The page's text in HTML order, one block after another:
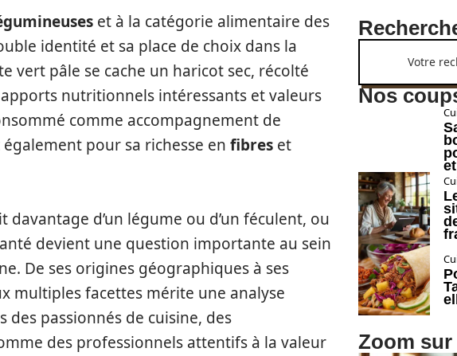
et à la catégorie alimentaire des
identité et sa place de choix dans la
vert pâle se cache un haricot sec, récolté
nutritionnels intéressants et valeurs
comme accompagnement de
pour sa richesse en fibres et
davantage d’un légume ou d’un féculent, ou
devient une question importante au sein
De ses origines géographiques à ses
multiples facettes mérite une analyse
passionnés de cuisine, des
des professionnels attentifs à la valeur
Nos
Zoom sur